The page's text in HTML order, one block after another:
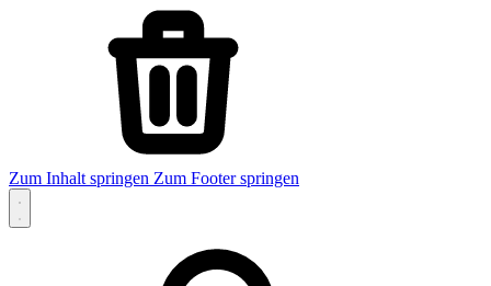
Zum Inhalt springen Zum Footer springen